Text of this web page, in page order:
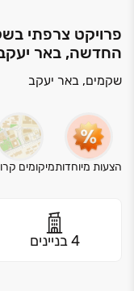
פרויקט צרפתי
החדשה, באר
שקמים, באר יעקב
הצעות מיוחדותמיקומים
4 בניינים